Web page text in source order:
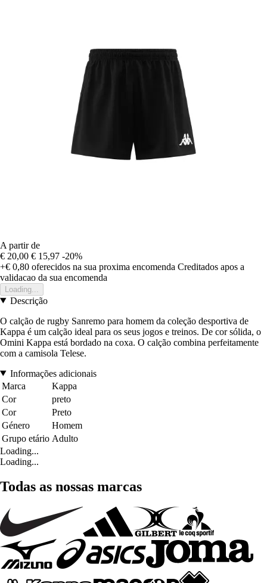
A partir de
€ 20,00 € 15,97 -20%
+€ 0,80 oferecidos na sua proxima encomenda Creditados apos a
validacao da sua encomenda
Loading...
Descrição
O calção de rugby Sanremo para homem da coleção desportiva de
Kappa é um calção ideal para os seus jogos e treinos. De cor sólida, o
Omini Kappa está bordado na coxa. O calção combina perfeitamente
com a camisola Telese.
Informações adicionais
Marca
Kappa
Cor
preto
Cor
Preto
Género
Homem
Grupo etário Adulto
Loading...
Loading...
Todas as nossas marcas